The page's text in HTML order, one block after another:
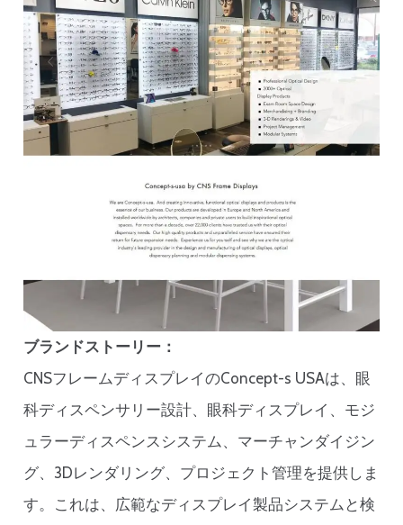
ブランドストーリー：
CNSフレームディスプレイのConcept-s USAは、眼
科ディスペンサリー設計、眼科ディスプレイ、モジ
ュラーディスペンスシステム、マーチャンダイジン
グ、3Dレンダリング、プロジェクト管理を提供しま
す。これは、広範なディスプレイ製品システムと検